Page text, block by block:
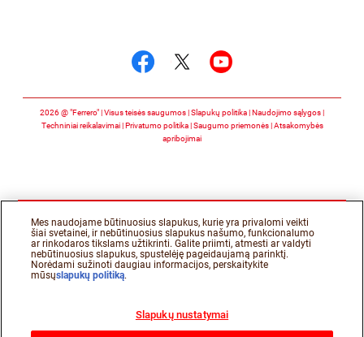
2026 @ "Ferrero" | Visus teisės saugumos Slapukų politika Naudojimo sąlygos
Techniniai reikalavimai Privatumo politika Saugumo priemonės Atsakomybės
apribojimai
Mes naudojame būtinuosius slapukus, kurie yra privalomi veikti
šiai svetainei, ir nebūtinuosius slapukus našumo, funkcionalumo
ar rinkodaros tikslams užtikrinti. Galite priimti, atmesti ar valdyti
nebūtinuosius slapukus, spustelėję pageidaujamą parinktį.
Norėdami sužinoti daugiau informacijos, perskaitykite
mūsųslapukų politiką.
Slapukų nustatymai